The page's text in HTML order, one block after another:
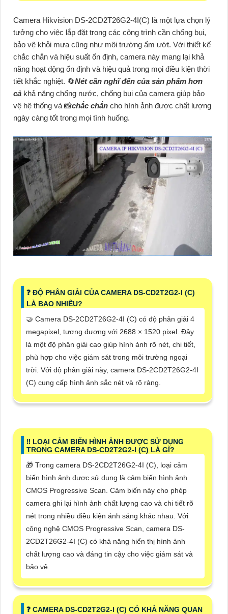
Camera Hikvision DS-2CD2T26G2-4I(C) là một lựa chọn lý
tưởng cho việc lắp đặt trong các công trình cần chống bụi,
bảo vệ khỏi mưa cũng như môi trường ẩm ướt. Với thiết kế
chắc chắn và hiệu suất ổn định, camera này mang lại khả
năng hoạt động ổn định và hiệu quả trong mọi điều kiện thời
tiết khắc nghiệt. 🔄Nét cần nghĩ đến của sản phẩm hơn
cả khả năng chống nước, chống bụi của camera giúp bảo
vệ hệ thống và 📸chắc chắn cho hình ảnh được chất lượng
ngày càng tốt trong mọi tình huống.
❓ ĐỘ PHÂN GIẢI CỦA CAMERA DS-CD2T2G2-I (C)
LÀ BAO NHIÊU?
🤝 Camera DS-2CD2T26G2-4I (C) có độ phân giải 4
megapixel, tương đương với 2688 × 1520 pixel. Đây
là một độ phân giải cao giúp hình ảnh rõ nét, chi tiết,
phù hợp cho việc giám sát trong môi trường ngoại
trời. Với độ phân giải này, camera DS-2CD2T26G2-4I
(C) cung cấp hình ảnh sắc nét và rõ ràng.
‼️ LOẠI CẢM BIẾN HÌNH ẢNH ĐƯỢC SỬ DỤNG
TRONG CAMERA DS-CD2T2G2-I (C) LÀ GÌ?
🎁 Trong camera DS-2CD2T26G2-4I (C), loại cảm
biến hình ảnh được sử dụng là cảm biến hình ảnh
CMOS Progressive Scan. Cảm biến này cho phép
camera ghi lại hình ảnh chất lượng cao và chi tiết rõ
nét trong nhiều điều kiện ánh sáng khác nhau. Với
công nghệ CMOS Progressive Scan, camera DS-
2CD2T26G2-4I (C) có khả năng hiển thị hình ảnh
chất lượng cao và đáng tin cậy cho việc giám sát và
bảo vệ.
️❓ CAMERA DS-CD2T2G2-I (C) CÓ KHẢ NĂNG QUAN